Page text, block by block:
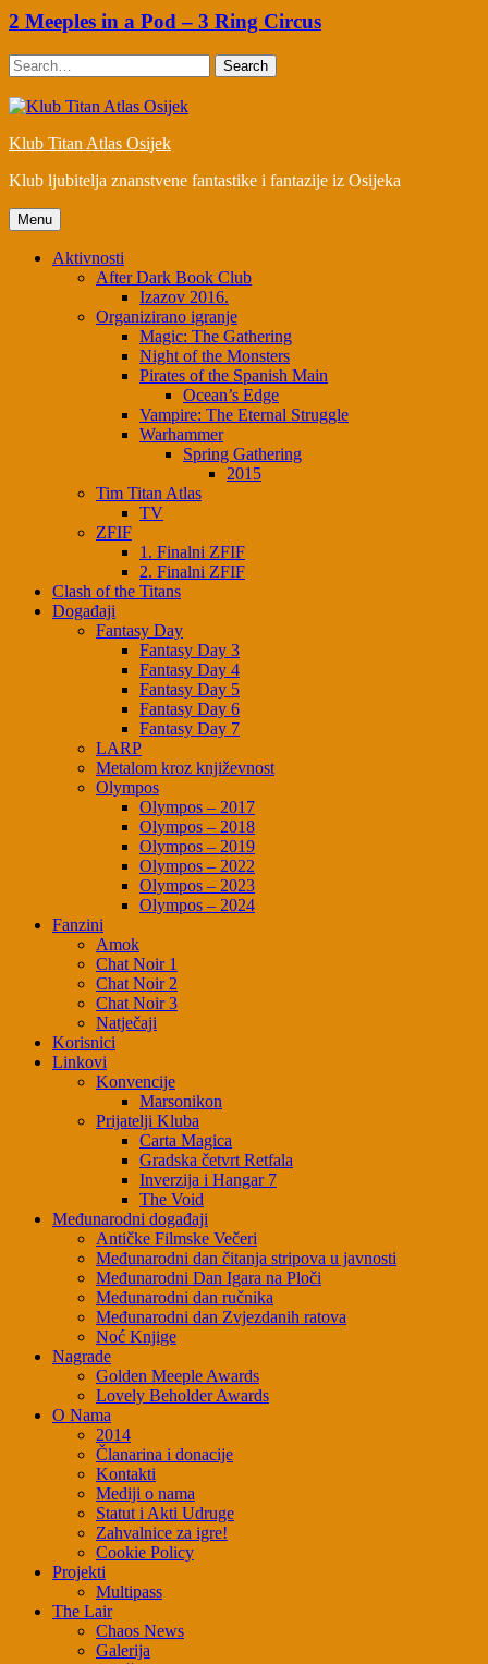
2 Meeples in a Pod – 3 Ring Circus
Search
Klub Titan Atlas Osijek
Klub ljubitelja znanstvene fantastike i fantazije iz Osijeka
Menu
Aktivnosti
After Dark Book Club
Izazov 2016.
Organizirano igranje
Magic: The Gathering
Night of the Monsters
Pirates of the Spanish Main
Ocean’s Edge
Vampire: The Eternal Struggle
Warhammer
Spring Gathering
2015
Tim Titan Atlas
TV
ZFIF
1. Finalni ZFIF
2. Finalni ZFIF
Clash of the Titans
Događaji
Fantasy Day
Fantasy Day 3
Fantasy Day 4
Fantasy Day 5
Fantasy Day 6
Fantasy Day 7
LARP
Metalom kroz književnost
Olympos
Olympos – 2017
Olympos – 2018
Olympos – 2019
Olympos – 2022
Olympos – 2023
Olympos – 2024
Fanzini
Amok
Chat Noir 1
Chat Noir 2
Chat Noir 3
Natječaji
Korisnici
Linkovi
Konvencije
Marsonikon
Prijatelji Kluba
Carta Magica
Gradska četvrt Retfala
Inverzija i Hangar 7
The Void
Međunarodni događaji
Antičke Filmske Večeri
Međunarodni dan čitanja stripova u javnosti
Međunarodni Dan Igara na Ploči
Međunarodni dan ručnika
Međunarodni dan Zvjezdanih ratova
Noć Knjige
Nagrade
Golden Meeple Awards
Lovely Beholder Awards
O Nama
2014
Članarina i donacije
Kontakti
Mediji o nama
Statut i Akti Udruge
Zahvalnice za igre!
Cookie Policy
Projekti
Multipass
The Lair
Chaos News
Galerija